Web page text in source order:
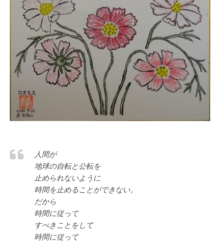
人間が
地球の自転と公転を
止められないように
時間を止めることができない。
だから
時間に従って
すべきことをして
時間に従って